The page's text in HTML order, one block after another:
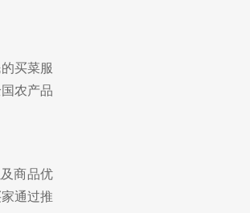
买菜服
农产品
商品优
通过推